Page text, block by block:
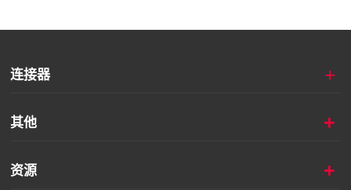
连接器 +
其他 +
资源 +